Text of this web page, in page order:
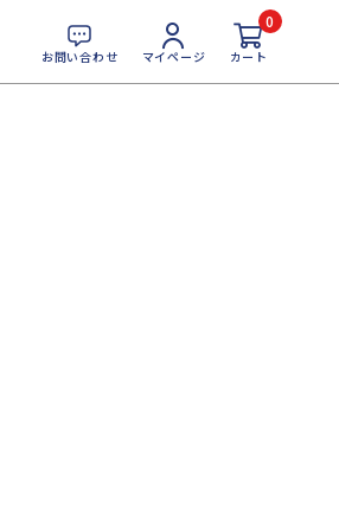
お問い合わせ マイページ
0
カート